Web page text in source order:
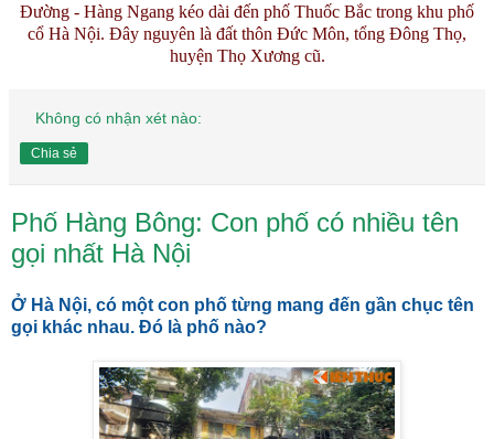
Đường - Hàng Ngang kéo dài đến phố Thuốc Bắc trong khu phố
cổ Hà Nội. Đây nguyên là đất thôn Đức Môn, tổng Đông Thọ,
huyện Thọ Xương cũ.
Không có nhận xét nào:
Chia sẻ
Phố Hàng Bông: Con phố có nhiều tên
gọi nhất Hà Nội
Ở Hà Nội, có một con phố từng mang đến gần chục tên
gọi khác nhau. Đó là phố nào?